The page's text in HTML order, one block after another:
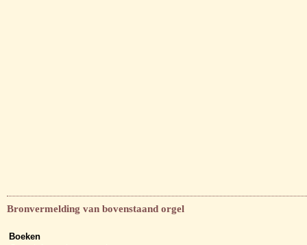
Bronvermelding van bovenstaand orgel
Boeken